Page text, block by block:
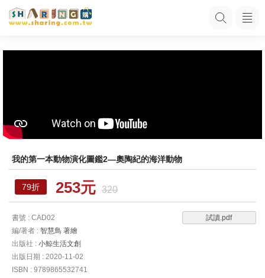
我的第一本動物演化圖鑑2—奧陶紀的海洋動物
79折 253元 320
書號 : CAD02
編/著者 : 智慧鳥 著繪
出版社 : 小鯨生活文創
出版日期 : 2020-11-02
ISBN : 9789865532741
試讀.pdf